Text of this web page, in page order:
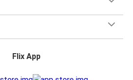
Flix App